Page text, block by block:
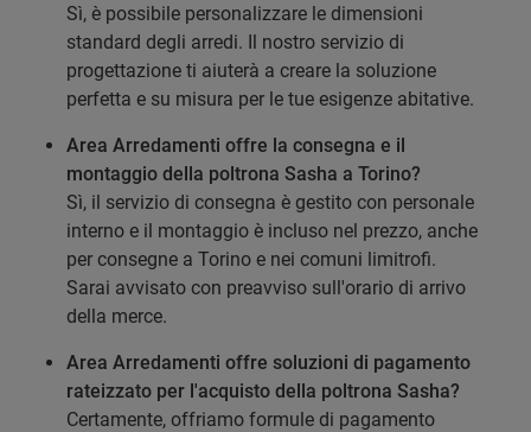
Sì, è possibile personalizzare le dimensioni
standard degli arredi. Il nostro servizio di
progettazione ti aiuterà a creare la soluzione
perfetta e su misura per le tue esigenze abitative.
Area Arredamenti offre la consegna e il
montaggio della poltrona Sasha a Torino?
Sì, il servizio di consegna è gestito con personale
interno e il montaggio è incluso nel prezzo, anche
per consegne a Torino e nei comuni limitrofi.
Sarai avvisato con preavviso sull'orario di arrivo
della merce.
Area Arredamenti offre soluzioni di pagamento
rateizzato per l'acquisto della poltrona Sasha?
Certamente, offriamo formule di pagamento